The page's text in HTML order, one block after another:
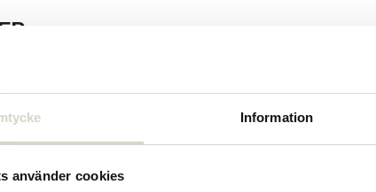
Information
använder cookies
71210088